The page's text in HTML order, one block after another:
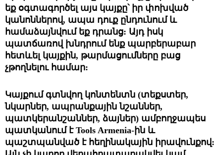
եք օգտագործել այս կայքը՝ իր փոխված
կանոններով, ապա դուք ընդունում և
համաձայնվում եք դրանց: Այդ իսկ
պատճառով խնդրում ենք պարբերաբար
հետևել կայքին, թարմացումները բաց
չթողնելու համար:
Կայքում գտնվող կոնտենտն (տեքստեր,
նկարներ, ապրանքային նշաններ,
պատկերանշաններ, ձայներ) ամբողջապես
պատկանում է Tools Armenia-ին և
պաշտպանված է հեղինակային իրավունքով: